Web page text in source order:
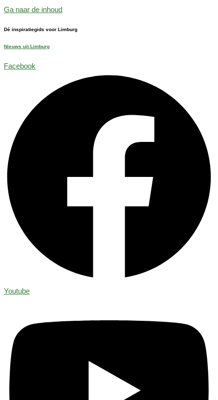
Ga naar de inhoud
Dé inspiratiegids voor Limburg
Nieuws uit Limburg
Facebook
Youtube